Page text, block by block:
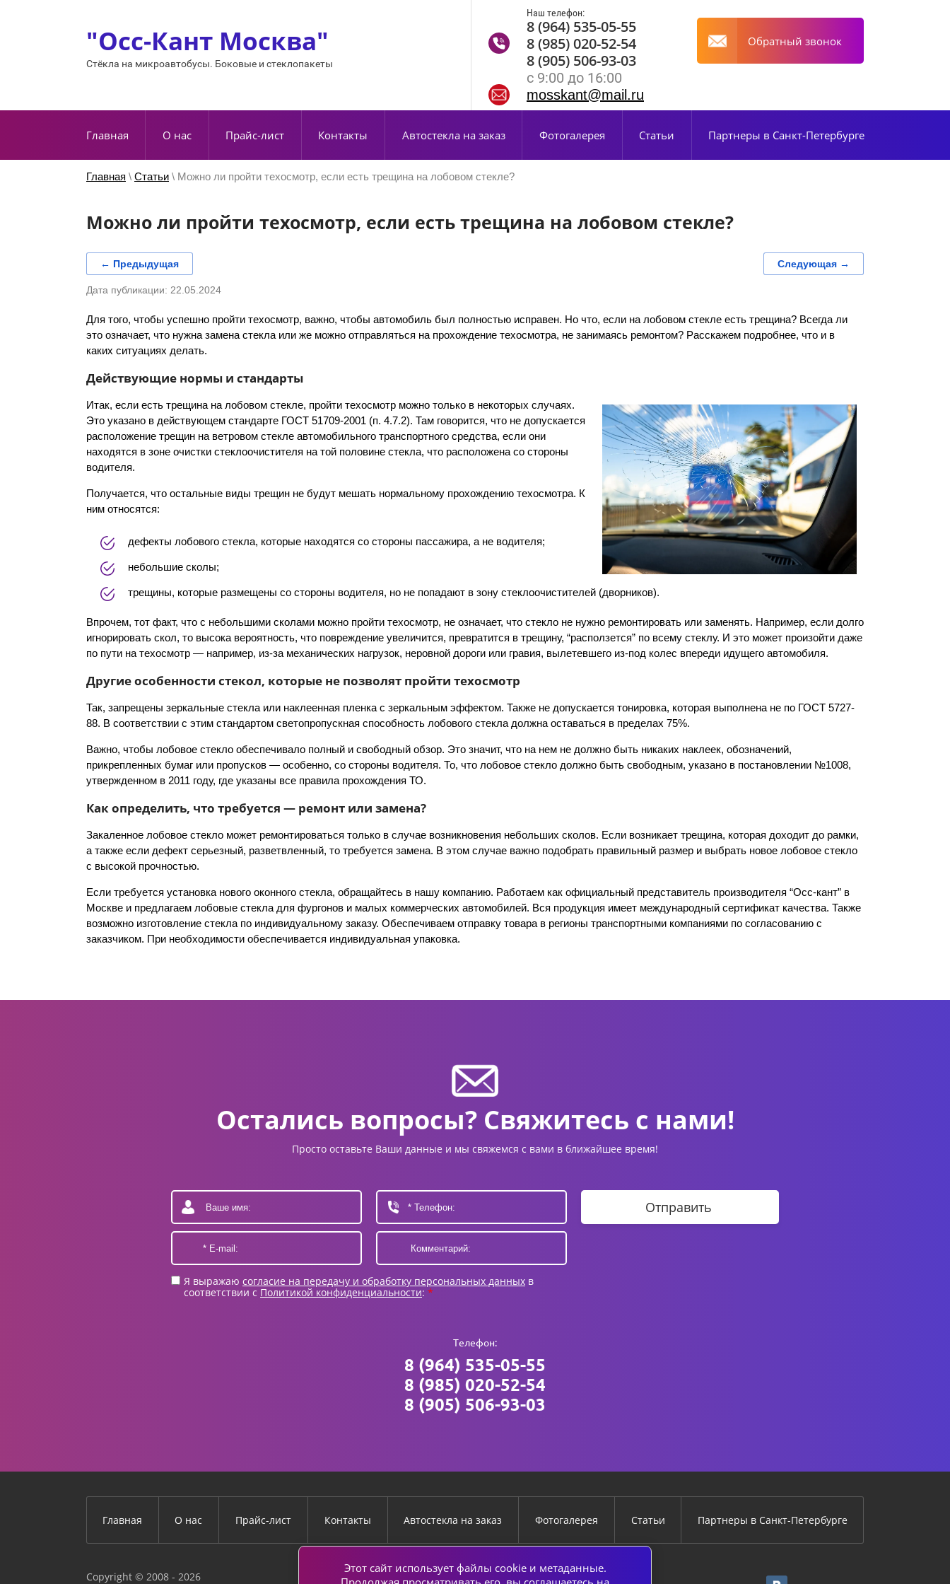
"Осс-Кант Москва"
Стёкла на микроавтобусы. Боковые и стеклопакеты
Наш телефон:
8 (964) 535-05-55
8 (985) 020-52-54
8 (905) 506-93-03
с 9:00 до 16:00
mosskant@mail.ru
Обратный звонок
Главная О нас Прайс-лист Контакты Автостекла на заказ Фотогалерея Статьи Партнеры в Санкт-Петербурге
Главная \ Статьи \ Можно ли пройти техосмотр, если есть трещина на лобовом стекле?
Можно ли пройти техосмотр, если есть трещина на лобовом стекле?
← Предыдущая Следующая →
Дата публикации: 22.05.2024
Для того, чтобы успешно пройти техосмотр, важно, чтобы автомобиль был полностью исправен. Но что, если на лобовом стекле есть трещина? Всегда ли
это означает, что нужна замена стекла или же можно отправляться на прохождение техосмотра, не занимаясь ремонтом? Расскажем подробнее, что и в
каких ситуациях делать.
Действующие нормы и стандарты
Итак, если есть трещина на лобовом стекле, пройти техосмотр можно только в некоторых случаях.
Это указано в действующем стандарте ГОСТ 51709-2001 (п. 4.7.2). Там говорится, что не допускается
расположение трещин на ветровом стекле автомобильного транспортного средства, если они
находятся в зоне очистки стеклоочистителя на той половине стекла, что расположена со стороны
водителя.
Получается, что остальные виды трещин не будут мешать нормальному прохождению техосмотра. К
ним относятся:
дефекты лобового стекла, которые находятся со стороны пассажира, а не водителя;
небольшие сколы;
трещины, которые размещены со стороны водителя, но не попадают в зону стеклоочистителей (дворников).
Впрочем, тот факт, что с небольшими сколами можно пройти техосмотр, не означает, что стекло не нужно ремонтировать или заменять. Например, если долго
игнорировать скол, то высока вероятность, что повреждение увеличится, превратится в трещину, “расползется” по всему стеклу. И это может произойти даже
по пути на техосмотр — например, из-за механических нагрузок, неровной дороги или гравия, вылетевшего из-под колес впереди идущего автомобиля.
Другие особенности стекол, которые не позволят пройти техосмотр
Так, запрещены зеркальные стекла или наклеенная пленка с зеркальным эффектом. Также не допускается тонировка, которая выполнена не по ГОСТ 5727-
88. В соответствии с этим стандартом светопропускная способность лобового стекла должна оставаться в пределах 75%.
Важно, чтобы лобовое стекло обеспечивало полный и свободный обзор. Это значит, что на нем не должно быть никаких наклеек, обозначений,
прикрепленных бумаг или пропусков — особенно, со стороны водителя. То, что лобовое стекло должно быть свободным, указано в постановлении №1008,
утвержденном в 2011 году, где указаны все правила прохождения ТО.
Как определить, что требуется — ремонт или замена?
Закаленное лобовое стекло может ремонтироваться только в случае возникновения небольших сколов. Если возникает трещина, которая доходит до рамки,
а также если дефект серьезный, разветвленный, то требуется замена. В этом случае важно подобрать правильный размер и выбрать новое лобовое стекло
с высокой прочностью.
Если требуется установка нового оконного стекла, обращайтесь в нашу компанию. Работаем как официальный представитель производителя “Осс-кант” в
Москве и предлагаем лобовые стекла для фургонов и малых коммерческих автомобилей. Вся продукция имеет международный сертификат качества. Также
возможно изготовление стекла по индивидуальному заказу. Обеспечиваем отправку товара в регионы транспортными компаниями по согласованию с
заказчиком. При необходимости обеспечивается индивидуальная упаковка.
Остались вопросы? Свяжитесь с нами!
Просто оставьте Ваши данные и мы свяжемся с вами в ближайшее время!
Я выражаю согласие на передачу и обработку персональных данных в
соответствии с Политикой конфиденциальности: *
Отправить
Телефон:
8 (964) 535-05-55
8 (985) 020-52-54
8 (905) 506-93-03
Главная О нас Прайс-лист Контакты Автостекла на заказ Фотогалерея Статьи Партнеры в Санкт-Петербурге
Copyright © 2008 - 2026
Этот сайт использует файлы cookie и метаданные.